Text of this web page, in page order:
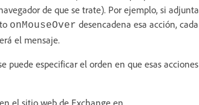
de que se trate). Por ejemplo, si adjunta
onMouseOver desencadena esa acción, cada
el mensaje.
puede especificar el orden en que esas acciones
el sitio web de Exchange en